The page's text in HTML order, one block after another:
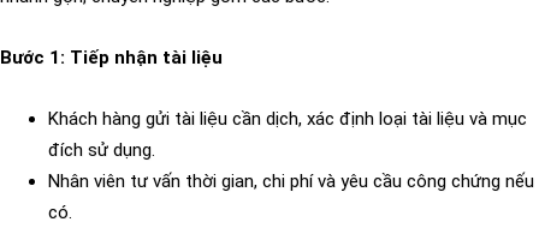
Bước 1: Tiếp nhận tài liệu
Khách hàng gửi tài liệu cần dịch, xác định loại tài liệu và mục
đích sử dụng.
Nhân viên tư vấn thời gian, chi phí và yêu cầu công chứng nếu
có.